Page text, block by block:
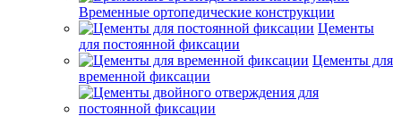
Временные ортопедические конструкции
Цементы
для постоянной фиксации
Цементы для
временной фиксации